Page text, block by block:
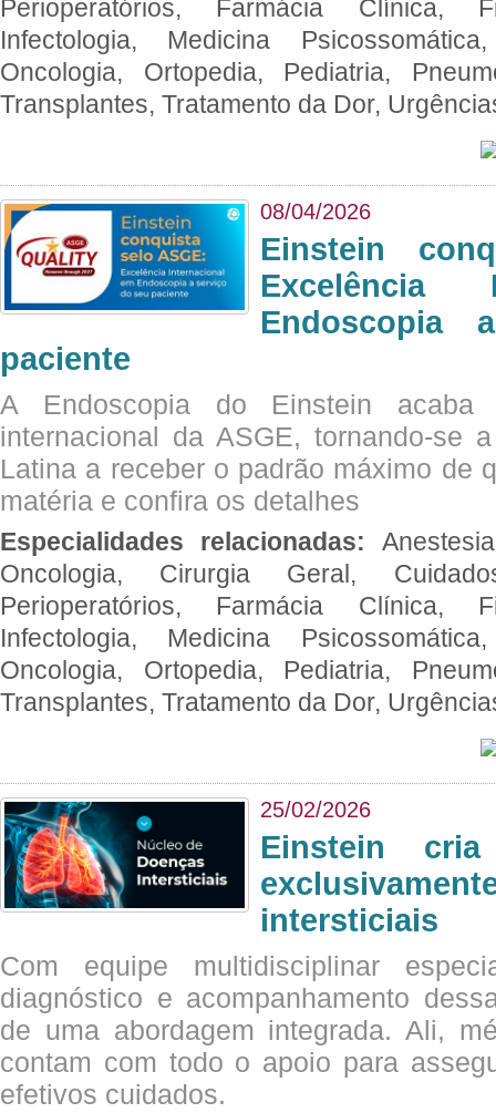
Perioperatórios, Farmácia Clínica,
Infectologia, Medicina
Oncologia, Ortopedia, Pediatria,
Transplantes, Tratamento da Dor,
08/04/2026
Einstein
Excelência
Endoscopia
paciente
A Endoscopia do Einstein
internacional da ASGE, tornando-se
Latina a receber o padrão máximo de
matéria e confira os detalhes
Especialidades relacionadas:
Oncologia, Cirurgia Geral,
Perioperatórios, Farmácia Clínica,
Infectologia, Medicina
Oncologia, Ortopedia, Pediatria,
Transplantes, Tratamento da Dor,
25/02/2026
Einstein
intersticiais
Com equipe multidisciplinar
diagnóstico e acompanhamento
de uma abordagem integrada. Ali,
contam com todo o apoio para
efetivos cuidados.